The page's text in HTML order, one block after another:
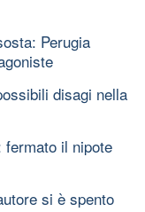
Perugia
disagi nella
il nipote
si è spento